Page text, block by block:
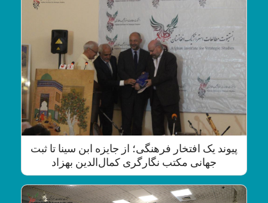
پیوند یک افتخار فرهنگی؛ از جایزه ابن سینا تا ثبت
جهانی مکتب نگارگری کمال‌الدین بهزاد